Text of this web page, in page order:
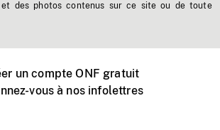
et des photos contenus sur ce site ou de toute
un compte ONF gratuit
vous à nos infolettres